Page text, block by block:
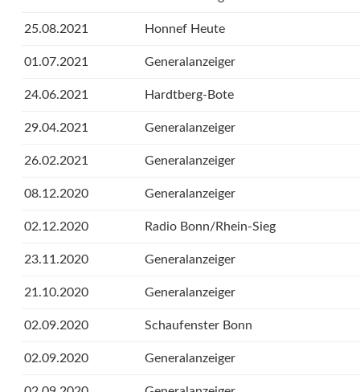
25.08.2021 Honnef Heute
01.07.2021 Generalanzeiger
24.06.2021 Hardtberg-Bote
29.04.2021 Generalanzeiger
26.02.2021 Generalanzeiger
08.12.2020 Generalanzeiger
02.12.2020 Radio Bonn/Rhein-Sieg
23.11.2020 Generalanzeiger
21.10.2020 Generalanzeiger
02.09.2020 Schaufenster Bonn
02.09.2020 Generalanzeiger